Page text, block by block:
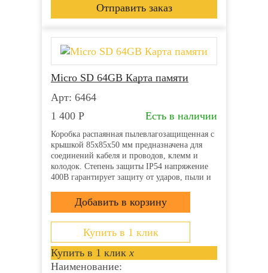
Micro SD 64GB Карта памяти
Арт: 6464
1 400 Р Есть в наличии
Коробка распаянная пылевлагозащищенная с
крышкой 85х85х50 мм предназначена для
соединений кабеля и проводов, клемм и
колодок. Степень защиты IP54 напряжение
400В гарантирует защиту от ударов, пыли и
пластика полипропилена и применяется для
открытой проводки....
Купить в 1 клик
Купить в 1 клик x
Наименование: